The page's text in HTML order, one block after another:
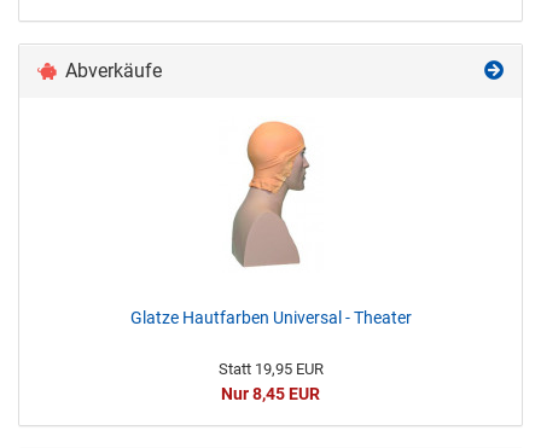
Abverkäufe
Glatze Hautfarben Universal - Theater
Statt 19,95 EUR
Nur 8,45 EUR